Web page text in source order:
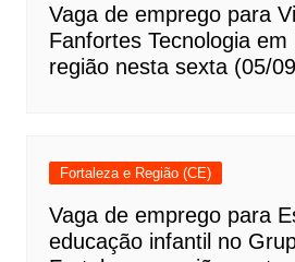
Vaga de emprego para
Fanfortes Tecnologia
região nesta sexta (05/
Fortaleza e Região (CE)
Vaga de emprego para
educação infantil no